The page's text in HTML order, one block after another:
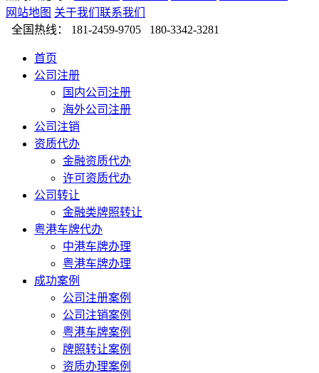
网站地图 关于我们 联系我们
全国热线： 181-2459-9705 180-3342-3281
首页
公司注册
国内公司注册
海外公司注册
公司注销
资质代办
金融资质代办
许可资质代办
公司转让
金融类牌照转让
粤港车牌代办
中港车牌办理
粤港车牌办理
成功案例
公司注册案例
公司注销案例
粤港车牌案例
牌照转让案例
资质办理案例